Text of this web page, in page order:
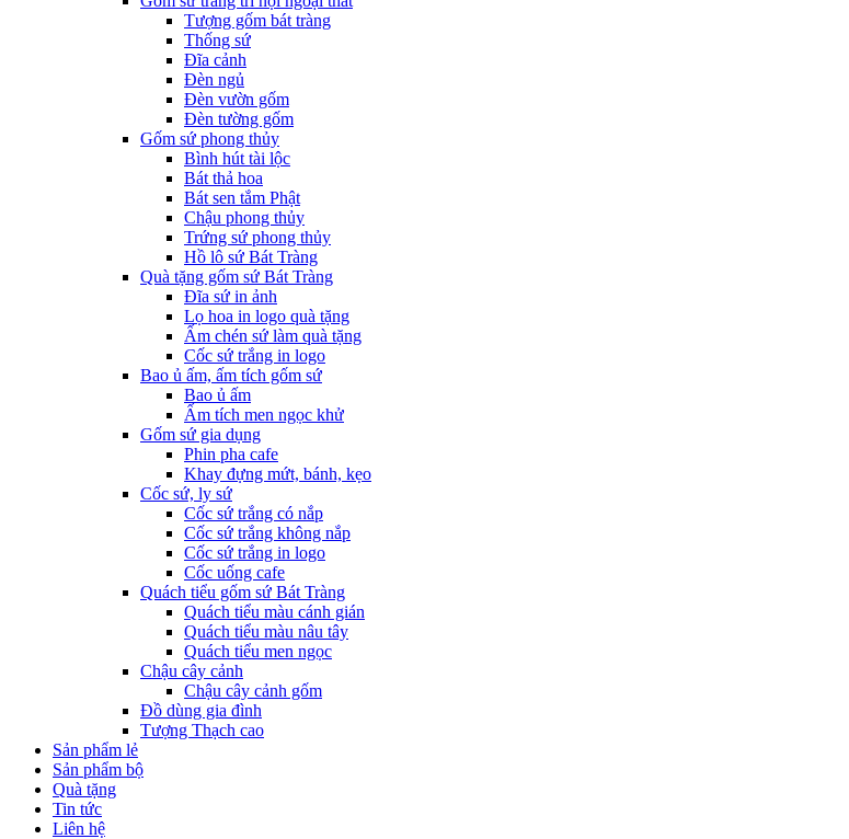
Tượng gốm bát tràng
Thống sứ
Đĩa cảnh
Đèn ngủ
Đèn vườn gốm
Đèn tường gốm
Gốm sứ phong thủy
Bình hút tài lộc
Bát thả hoa
Bát sen tắm Phật
Chậu phong thủy
Trứng sứ phong thủy
Hồ lô sứ Bát Tràng
Quà tặng gốm sứ Bát Tràng
Đĩa sứ in ảnh
Lọ hoa in logo quà tặng
Ấm chén sứ làm quà tặng
Cốc sứ trắng in logo
Bao ủ ấm, ấm tích gốm sứ
Bao ủ ấm
Ấm tích men ngọc khử
Gốm sứ gia dụng
Phin pha cafe
Khay đựng mứt, bánh, kẹo
Cốc sứ, ly sứ
Cốc sứ trắng có nắp
Cốc sứ trắng không nắp
Cốc sứ trắng in logo
Cốc uống cafe
Quách tiểu gốm sứ Bát Tràng
Quách tiểu màu cánh gián
Quách tiểu màu nâu tây
Quách tiểu men ngọc
Chậu cây cảnh
Chậu cây cảnh gốm
Đồ dùng gia đình
Tượng Thạch cao
Sản phẩm lẻ
Sản phẩm bộ
Quà tặng
Tin tức
Liên hệ